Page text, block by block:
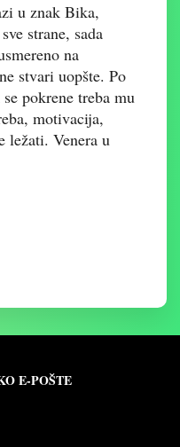
u znak Bika,
strane, sada
na
stvari uopšte. Po
pokrene treba mu
motivacija,
ležati. Venera u
E-POŠTE